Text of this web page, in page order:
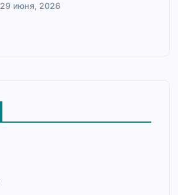
29 июня, 2026